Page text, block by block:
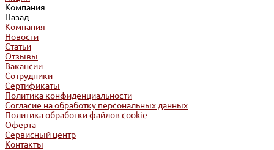
Компания
Назад
Компания
Новости
Статьи
Отзывы
Вакансии
Сотрудники
Сертификаты
Политика конфиденциальности
Согласие на обработку персональных данных
Политика обработки файлов cookie
Оферта
Сервисный центр
Контакты